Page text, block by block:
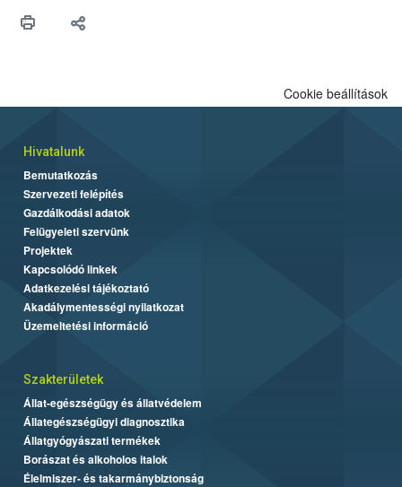
Cookie beállítások
Hivatalunk
Bemutatkozás
Szervezeti felépítés
Gazdálkodási adatok
Felügyeleti szervünk
Projektek
Kapcsolódó linkek
Adatkezelési tájékoztató
Akadálymentességi nyilatkozat
Üzemeltetési információ
Szakterületek
Állat-egészségügy és állatvédelem
Állategészségügyi diagnosztika
Állatgyógyászati termékek
Borászat és alkoholos italok
Élelmiszer- és takarmánybiztonság